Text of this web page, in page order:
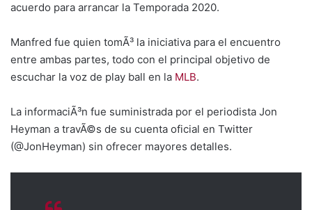
acuerdo para arrancar la Temporada 2020.
Manfred fue quien tomÃ³ la iniciativa para el encuentro
entre ambas partes, todo con el principal objetivo de
escuchar la voz de play ball en la MLB.
La informaciÃ³n fue suministrada por el periodista Jon
Heyman a travÃ©s de su cuenta oficial en Twitter
(@JonHeyman) sin ofrecer mayores detalles.